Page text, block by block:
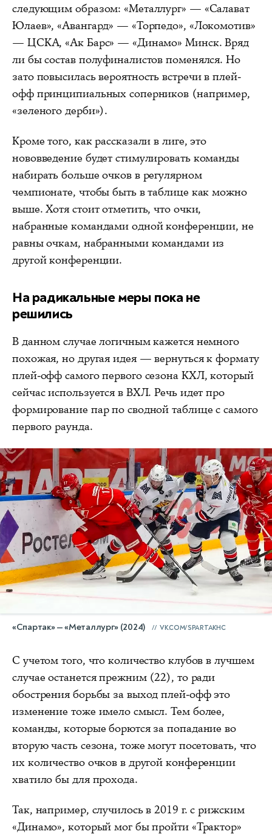
следующим образом: «Металлург» — «Салават
Юлаев», «Авангард» — «Торпедо», «Локомотив»
— ЦСКА, «Ак Барс» — «Динамо» Минск. Вряд
ли бы состав полуфиналистов поменялся. Но
зато повысилась вероятность встречи в плей-
офф принципиальных соперников (например,
«зеленого дерби»).
Кроме того, как рассказали в лиге, это
нововведение будет стимулировать команды
набирать больше очков в регулярном
чемпионате, чтобы быть в таблице как можно
выше. Хотя стоит отметить, что очки,
набранные командами одной конференции, не
равны очкам, набранными командами из
другой конференции.
На радикальные меры пока не
решились
В данном случае логичным кажется немного
похожая, но другая идея — вернуться к формату
плей-офф самого первого сезона КХЛ, который
сейчас используется в ВХЛ. Речь идет про
формирование пар по сводной таблице с самого
первого раунда.
«Спартак» — «Металлург» (2024) VK.COM/SPARTAKHC
С учетом того, что количество клубов в лучшем
случае останется прежним (22), то ради
обострения борьбы за выход плей-офф это
изменение тоже имело смысл. Тем более,
команды, которые борются за попадание во
вторую часть сезона, тоже могут посетовать, что
их количество очков в другой конференции
хватило бы для прохода.
Так, например, случилось в 2019 г. с рижским
«Динамо», который мог бы пройти «Трактор»